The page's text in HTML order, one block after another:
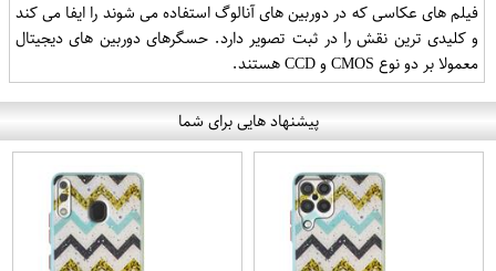
فیلم های عکاسی که در دوربین های آنالوگ استفاده می شوند را ایفا می کند
و کلیدی ترین نقش را در ثبت تصویر دارد. حسگرهای دوربین های دیجیتال
معمولا بر دو نوع CMOS و CCD هستند.
پیشنهاد هایی برای شما